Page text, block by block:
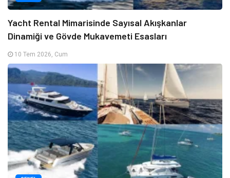
Yacht Rental Mimarisinde Sayısal Akışkanlar
Dinamiği ve Gövde Mukavemeti Esasları
10 Tem 2026, Cum